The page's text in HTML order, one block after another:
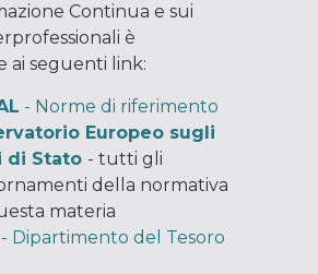
Continua e sui
è
ai seguenti link:
- Norme di riferimento
Europeo sugli
di Stato - tutti gli
della normativa
materia
- Dipartimento del Tesoro